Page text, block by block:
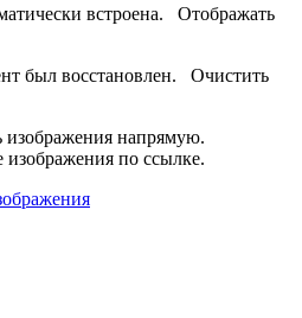
встроена. Отображать
был восстановлен. Очистить
изображения напрямую.
изображения по ссылке.